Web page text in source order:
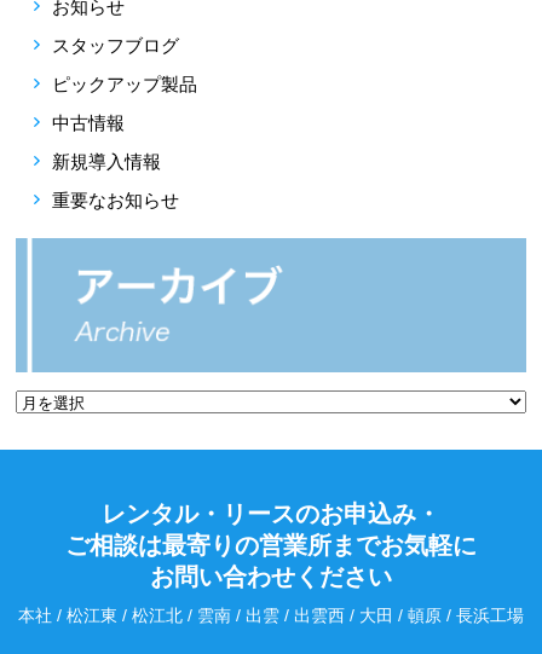
お知らせ
スタッフブログ
ピックアップ製品
中古情報
新規導入情報
重要なお知らせ
レンタル・リースのお申込み・
ご相談は最寄りの営業所までお気軽に
お問い合わせください
本社 / 松江東 / 松江北 / 雲南 / 出雲 / 出雲西 / 大田 / 頓原 / 長浜工場